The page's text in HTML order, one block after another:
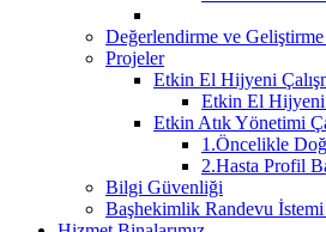
Değerlendirme ve
Projeler
Etkin El Hijyeni
Etkin El Hijyeni
Etkin Atık Yönetimi
1.Öncelikle
2.Hasta Profil
Bilgi Güvenliği
Başhekimlik Randevu İstemi